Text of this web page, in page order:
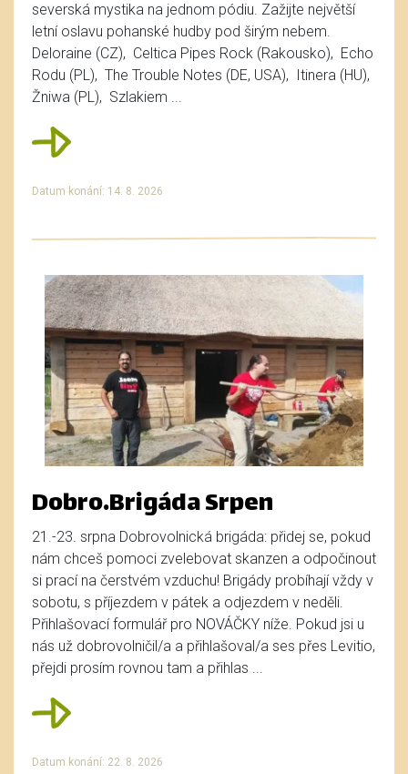
severská mystika na jednom pódiu. Zažijte největší
letní oslavu pohanské hudby pod širým nebem.
Deloraine (CZ), Celtica Pipes Rock (Rakousko), Echo
Rodu (PL), The Trouble Notes (DE, USA), Itinera (HU),
Žniwa (PL), Szlakiem ...
Datum konání: 14. 8. 2026
Dobro.Brigáda Srpen
21.-23. srpna Dobrovolnická brigáda: přidej se, pokud
nám chceš pomoci zvelebovat skanzen a odpočinout
si prací na čerstvém vzduchu! Brigády probíhají vždy v
sobotu, s příjezdem v pátek a odjezdem v neděli.
Přihlašovací formulář pro NOVÁČKY níže. Pokud jsi u
nás už dobrovolničil/a a přihlašoval/a ses přes Levitio,
přejdi prosím rovnou tam a přihlas ...
Datum konání: 22. 8. 2026